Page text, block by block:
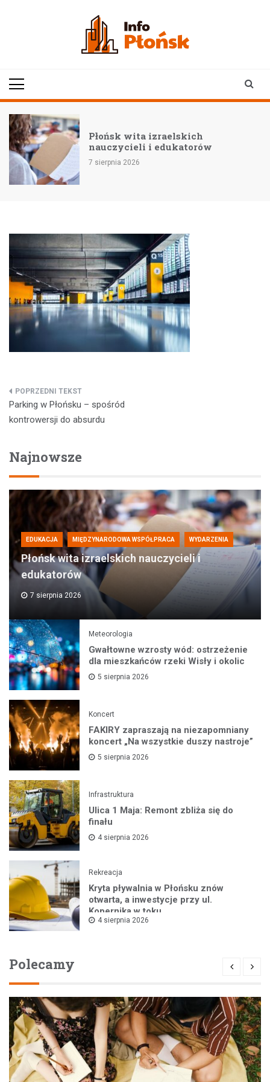
Płońsk wita izraelskich
nauczycieli i edukatorów
7 sierpnia 2026
Nawigacja
wpisu
Parking w Płońsku – spośród
kontrowersji do absurdu
Najnowsze
EDUKACJA MIĘDZYNARODOWA WSPÓŁPRACA WYDARZENIA
Płońsk wita izraelskich nauczycieli i
edukatorów
7 sierpnia 2026
Meteorologia
Gwałtowne wzrosty wód: ostrzeżenie
dla mieszkańców rzeki Wisły i okolic
5 sierpnia 2026
Koncert
FAKIRY zapraszają na niezapomniany
koncert „Na wszystkie duszy nastroje”
5 sierpnia 2026
Infrastruktura
Ulica 1 Maja: Remont zbliża się do
finału
4 sierpnia 2026
Rekreacja
Kryta pływalnia w Płońsku znów
otwarta, a inwestycje przy ul.
Kopernika w toku
4 sierpnia 2026
Polecamy